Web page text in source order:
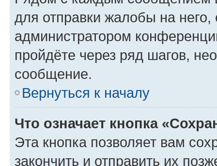
для отправки жалобы на
администратором
пройдёте через ряд шагов,
сообщение.
Вернуться к началу
Что означает кнопка
Эта кнопка позволяет вам
закончить и отправить их